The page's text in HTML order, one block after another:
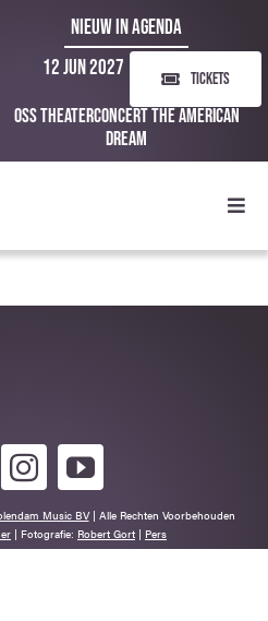
NIEUW IN AGENDA
12 Jun 2027
TICKETS
Oss Theaterconcert The American
Dream
Music BV| Alle Rechten Voorbehouden
| Fotografie: Robert Gort | Pers